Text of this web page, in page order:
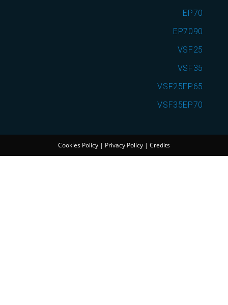
EP70
EP7090
VSF25
VSF35
VSF25EP65
VSF35EP70
Cookies Policy | Privacy Policy | Credits